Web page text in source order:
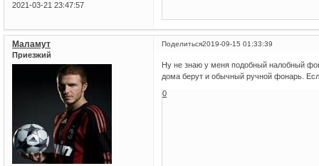
2021-03-21 23:47:57
Поделиться2019-09-15 01:33:39
Маламут
Приезжий
Ну не знаю у меня подобный налобный
дома берут и обычный ручной фонарь.
0